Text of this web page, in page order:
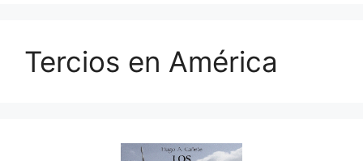
Tercios en América